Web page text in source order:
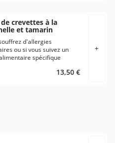
crevettes à la
et tamarin
d'allergies
ou si vous suivez un
spécifique
avant de passer votre13,50 €
+